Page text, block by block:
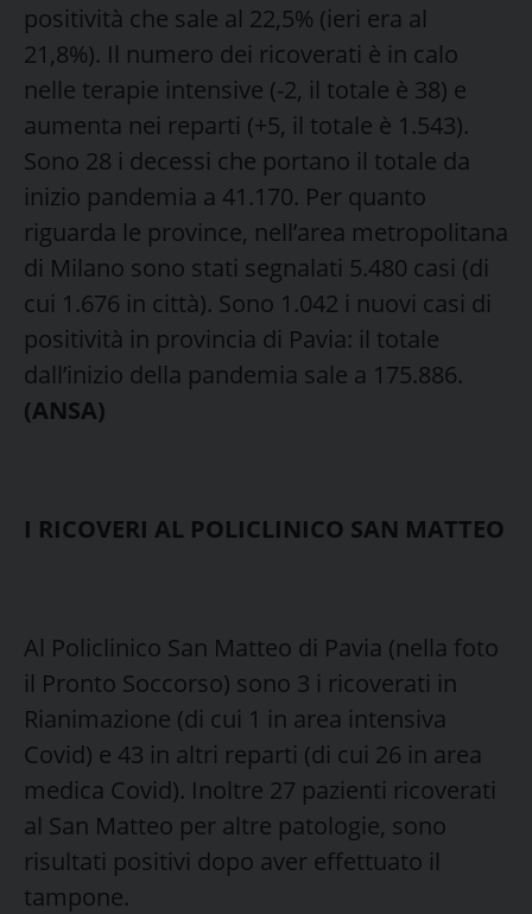
positività che sale al 22,5% (ieri era al
21,8%). Il numero dei ricoverati è in calo
nelle terapie intensive (-2, il totale è 38) e
aumenta nei reparti (+5, il totale è 1.543).
Sono 28 i decessi che portano il totale da
inizio pandemia a 41.170. Per quanto
riguarda le province, nell’area metropolitana
di Milano sono stati segnalati 5.480 casi (di
cui 1.676 in città). Sono 1.042 i nuovi casi di
positività in provincia di Pavia: il totale
dall’inizio della pandemia sale a 175.886.
(ANSA)
I RICOVERI AL POLICLINICO SAN MATTEO
Al Policlinico San Matteo di Pavia (nella foto
il Pronto Soccorso) sono 3 i ricoverati in
Rianimazione (di cui 1 in area intensiva
Covid) e 43 in altri reparti (di cui 26 in area
medica Covid). Inoltre 27 pazienti ricoverati
al San Matteo per altre patologie, sono
risultati positivi dopo aver effettuato il
tampone.